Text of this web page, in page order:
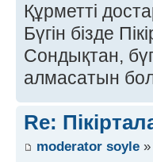
Құрметті
Бүгін бізде
Сондықтан,
алмасатын
Re:
moderator soyle